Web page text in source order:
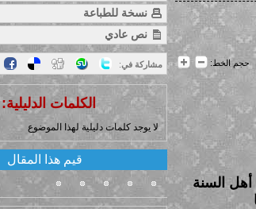
حجم الخط:
أهل السنة
نسخة للطباعة
نص عادي
:مشاركة في
الكلمات الدليلية:
لا يوجد كلمات دليلية لهذا الموضوع
قيم هذا المقال